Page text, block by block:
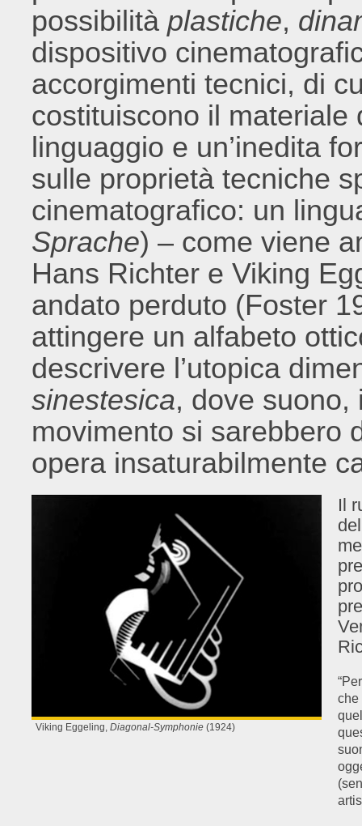
possibilitàplastiche,
dispositivo
accorgimenti tecnici, di
costituiscono il
linguaggio e un’inedita
sulle proprietà tecniche
cinematografico: un
Sprache) – come viene
Hans Richter e Viking
andato perduto (Foster
attingere un alfabeto
descrivere l’utopica
sinestesica, dove suono,
movimento si sarebbero
opera insaturabilmente
Viking Eggeling,Diagonal-Symphonie (1924)
Il
che